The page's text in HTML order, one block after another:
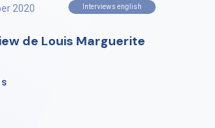
2020 Interviews english
de Louis Marguerite